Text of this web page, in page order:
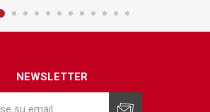
NEWSLETTER